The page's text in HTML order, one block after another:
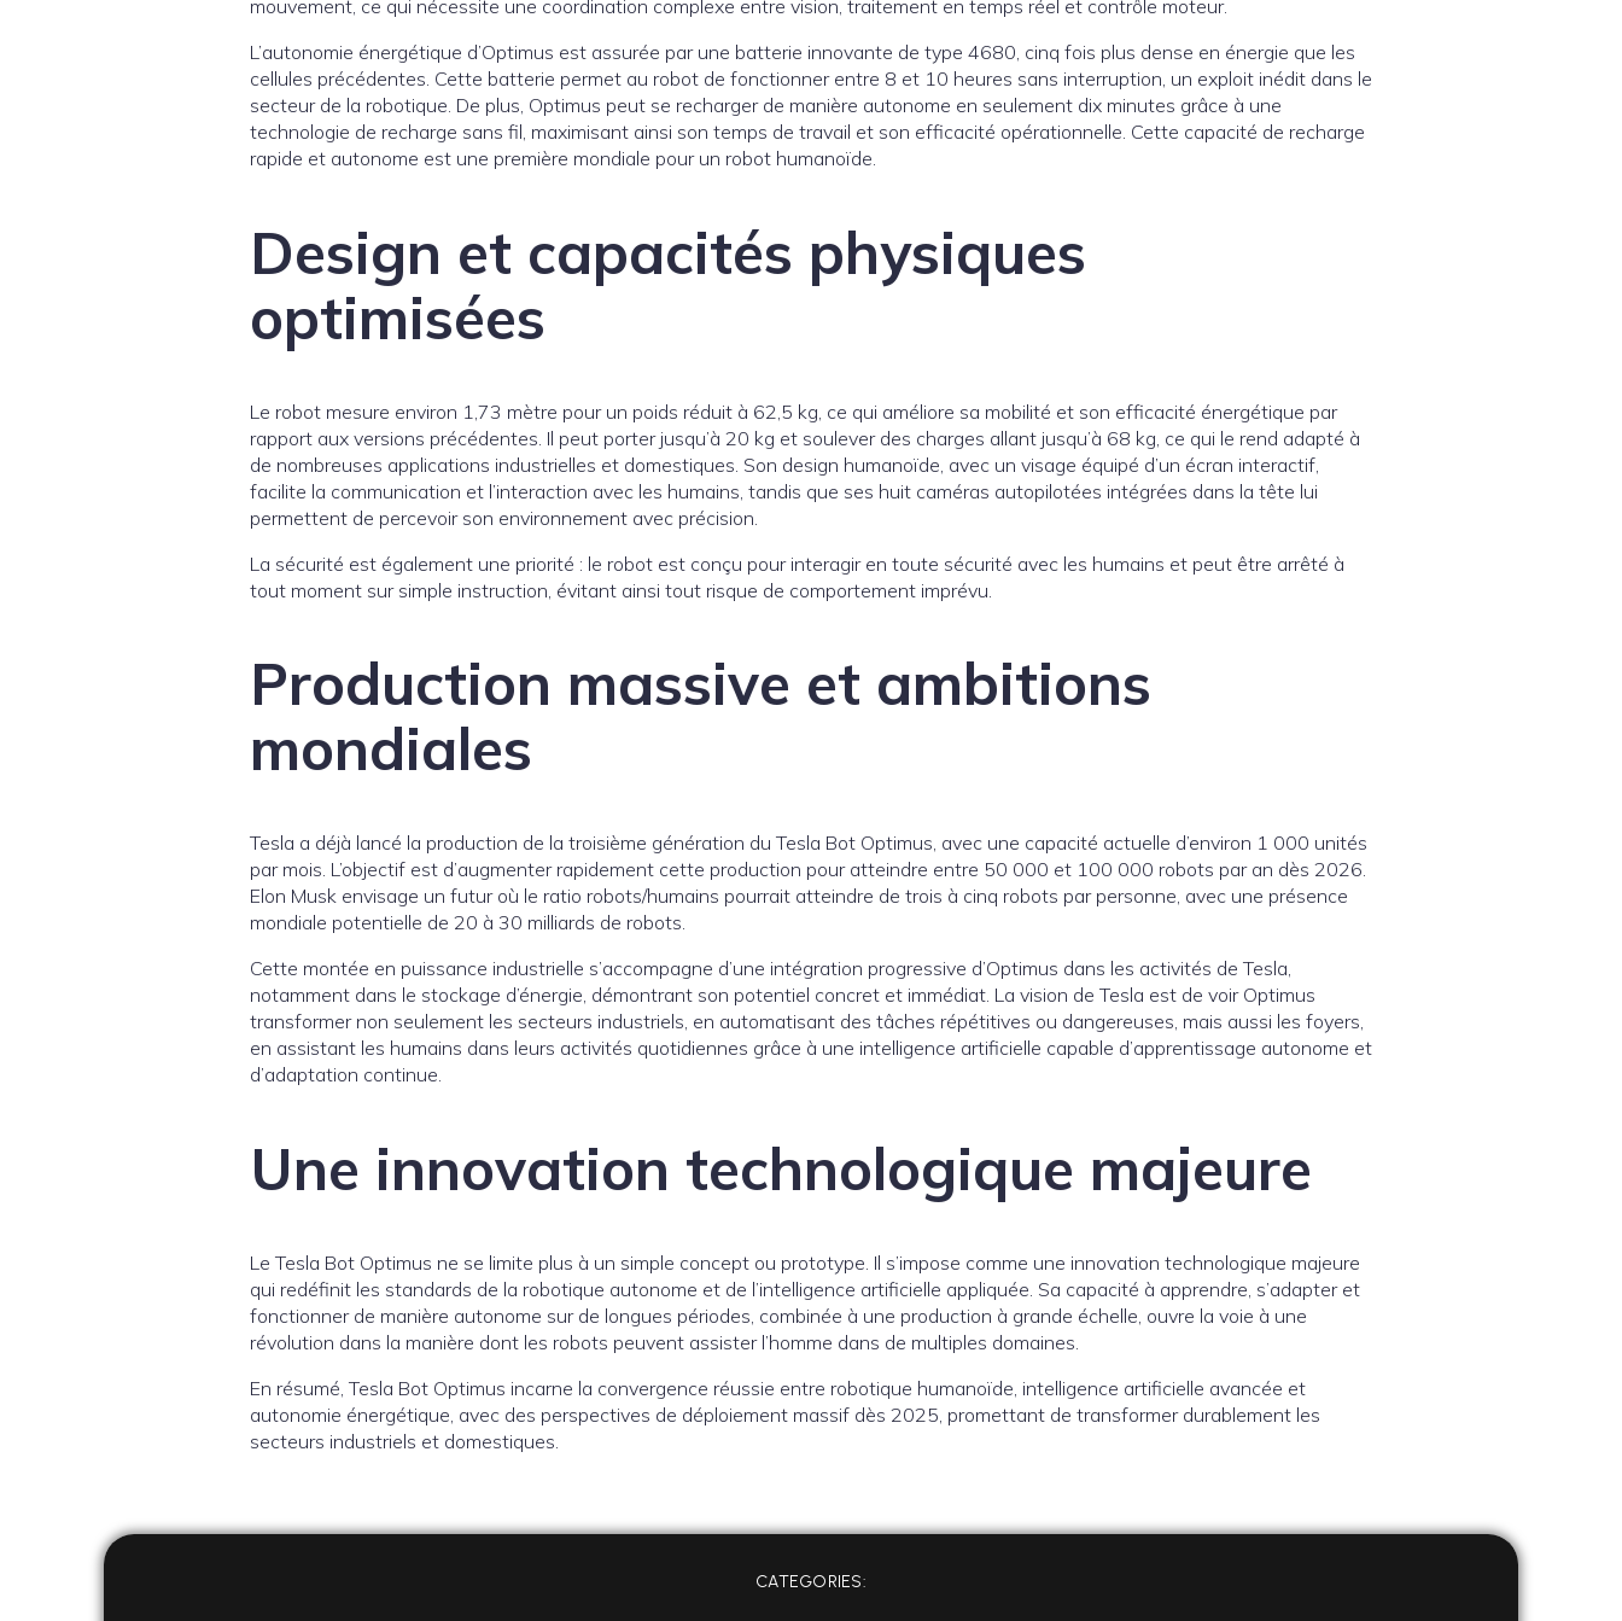
mouvement, ce qui nécessite une coordination complexe entre vision, traitement en temps réel et contrôle moteur.
L’autonomie énergétique d’Optimus est assurée par une batterie innovante de type 4680, cinq fois plus dense en énergie que les
cellules précédentes. Cette batterie permet au robot de fonctionner entre 8 et 10 heures sans interruption, un exploit inédit dans le
secteur de la robotique. De plus, Optimus peut se recharger de manière autonome en seulement dix minutes grâce à une
technologie de recharge sans fil, maximisant ainsi son temps de travail et son efficacité opérationnelle. Cette capacité de recharge
rapide et autonome est une première mondiale pour un robot humanoïde.
Design et capacités physiques
optimisées
Le robot mesure environ 1,73 mètre pour un poids réduit à 62,5 kg, ce qui améliore sa mobilité et son efficacité énergétique par
rapport aux versions précédentes. Il peut porter jusqu’à 20 kg et soulever des charges allant jusqu’à 68 kg, ce qui le rend adapté à
de nombreuses applications industrielles et domestiques. Son design humanoïde, avec un visage équipé d’un écran interactif,
facilite la communication et l’interaction avec les humains, tandis que ses huit caméras autopilotées intégrées dans la tête lui
permettent de percevoir son environnement avec précision.
La sécurité est également une priorité : le robot est conçu pour interagir en toute sécurité avec les humains et peut être arrêté à
tout moment sur simple instruction, évitant ainsi tout risque de comportement imprévu.
Production massive et ambitions
mondiales
Tesla a déjà lancé la production de la troisième génération du Tesla Bot Optimus, avec une capacité actuelle d’environ 1 000 unités
par mois. L’objectif est d’augmenter rapidement cette production pour atteindre entre 50 000 et 100 000 robots par an dès 2026.
Elon Musk envisage un futur où le ratio robots/humains pourrait atteindre de trois à cinq robots par personne, avec une présence
mondiale potentielle de 20 à 30 milliards de robots.
Cette montée en puissance industrielle s’accompagne d’une intégration progressive d’Optimus dans les activités de Tesla,
notamment dans le stockage d’énergie, démontrant son potentiel concret et immédiat. La vision de Tesla est de voir Optimus
transformer non seulement les secteurs industriels, en automatisant des tâches répétitives ou dangereuses, mais aussi les foyers,
en assistant les humains dans leurs activités quotidiennes grâce à une intelligence artificielle capable d’apprentissage autonome et
d’adaptation continue.
Une innovation technologique majeure
Le Tesla Bot Optimus ne se limite plus à un simple concept ou prototype. Il s’impose comme une innovation technologique majeure
qui redéfinit les standards de la robotique autonome et de l’intelligence artificielle appliquée. Sa capacité à apprendre, s’adapter et
fonctionner de manière autonome sur de longues périodes, combinée à une production à grande échelle, ouvre la voie à une
révolution dans la manière dont les robots peuvent assister l’homme dans de multiples domaines.
En résumé, Tesla Bot Optimus incarne la convergence réussie entre robotique humanoïde, intelligence artificielle avancée et
autonomie énergétique, avec des perspectives de déploiement massif dès 2025, promettant de transformer durablement les
secteurs industriels et domestiques.
CATEGORIES: